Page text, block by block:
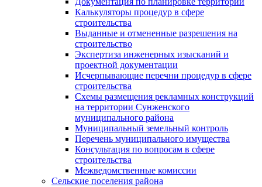
Калькуляторы процедур в сфере
строительства
Выданные и отмененные разрешения на
строительство
Экспертиза инженерных изысканий и
проектной документации
Исчерпывающие перечни процедур в сфере
строительства
Схемы размещения рекламных конструкций
на территории Сунженского
муниципального района
Муниципальный земельный контроль
Перечень муниципального имущества
Консультация по вопросам в сфере
строительства
Межведомственные комиссии
Сельские поселения района